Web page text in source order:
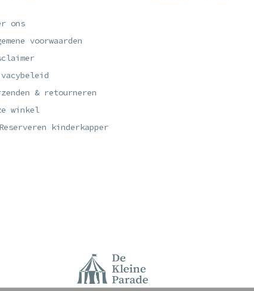
ons
voorwaarden
& retourneren
winkel
kinderkapper